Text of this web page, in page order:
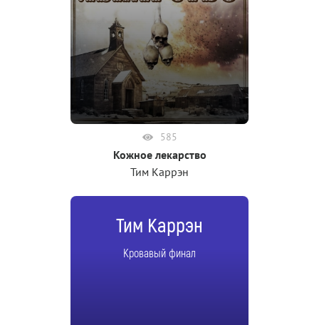
585
Кожное лекарство
Тим Каррэн
Тим Каррэн
Кровавый финал